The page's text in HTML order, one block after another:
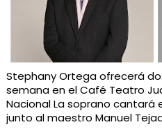
Stephany Ortega ofrecerá
semana en el Café Teatro
Nacional La soprano cantará
junto al maestro Manuel